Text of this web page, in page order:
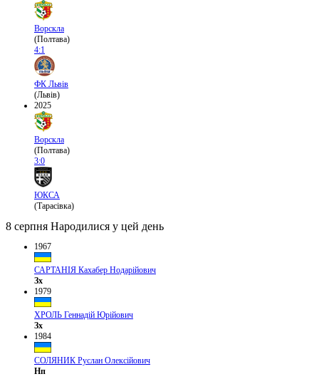
Ворскла
(Полтава)
4:1
ФК Львів
(Львів)
2025
Ворскла
(Полтава)
3:0
ЮКСА
(Тарасівка)
8 серпня Народилися у цей день
1967
САРТАНІЯ Кахабер Нодарійович
Зх
1979
ХРОЛЬ Геннадій Юрійович
Зх
1984
СОЛЯНИК Руслан Олексійович
Нп